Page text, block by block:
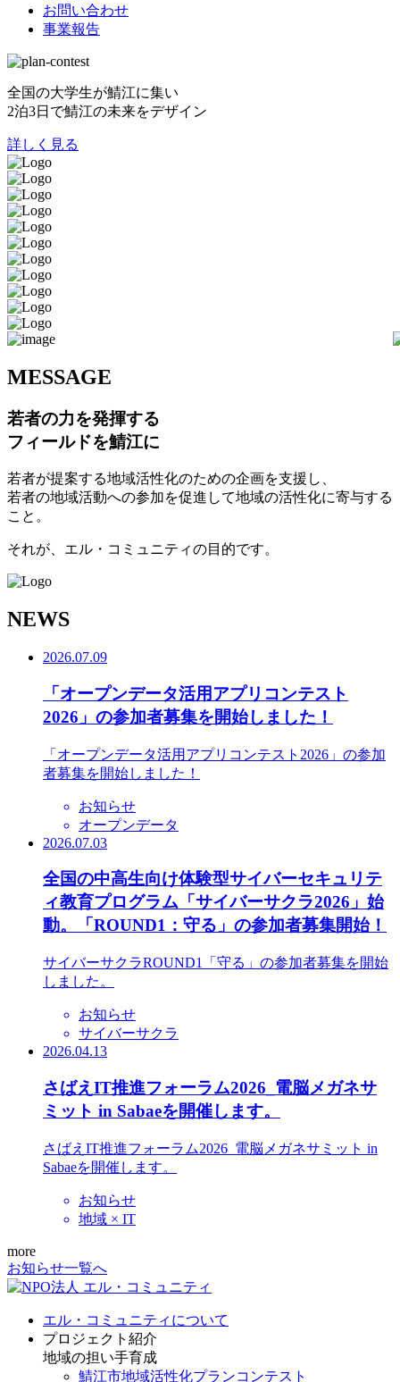
お問い合わせ
事業報告
全国の大学生が鯖江に集い
2泊3日で鯖江の未来をデザイン
詳しく見る
MESSAGE
若者の力を発揮する
フィールドを鯖江に
若者が提案する地域活性化のための企画を支援し、
若者の地域活動への参加を促進して地域の活性化に寄与する
こと。
それが、エル・コミュニティの目的です。
NEWS
2026.07.09
「オープンデータ活用アプリコンテスト
2026」の参加者募集を開始しました！
「オープンデータ活用アプリコンテスト2026」の参加
者募集を開始しました！
お知らせ
オープンデータ
2026.07.03
全国の中高生向け体験型サイバーセキュリテ
ィ教育プログラム「サイバーサクラ2026」始
動。「ROUND1：守る」の参加者募集開始！
サイバーサクラROUND1「守る」の参加者募集を開始
しました。
お知らせ
サイバーサクラ
2026.04.13
さばえIT推進フォーラム2026_電脳メガネサ
ミット in Sabaeを開催します。
さばえIT推進フォーラム2026_電脳メガネサミット in
Sabaeを開催します。
お知らせ
地域 × IT
more
お知らせ一覧へ
エル・コミュニティについて
プロジェクト紹介
地域の担い手育成
鯖江市地域活性化プランコンテスト